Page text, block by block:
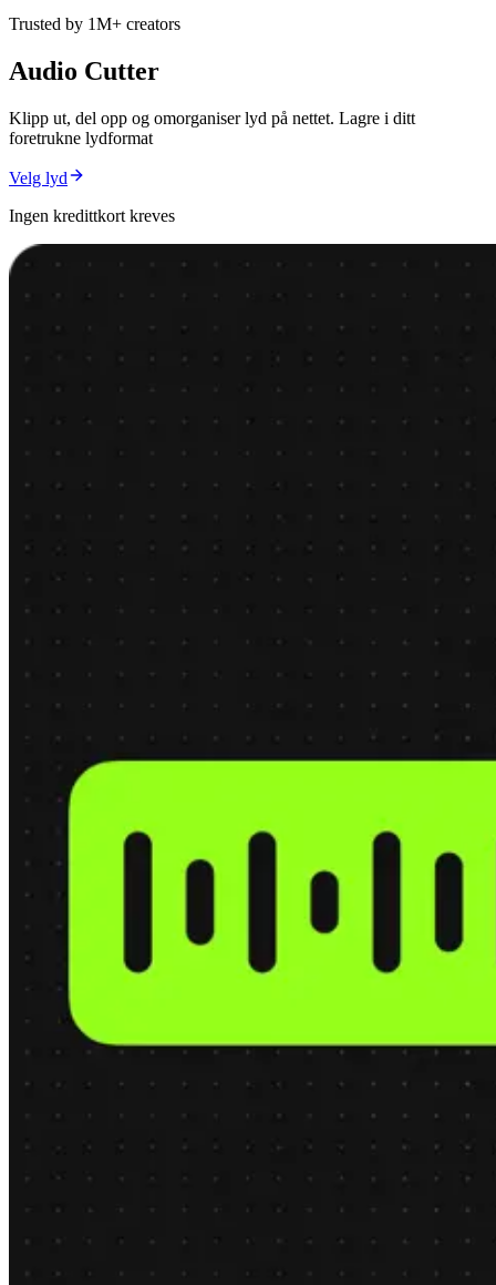
Trusted by 1M+ creators
Audio Cutter
Klipp ut, del opp og omorganiser lyd på nettet. Lagre i ditt
foretrukne lydformat
Velg lyd
Ingen kredittkort kreves